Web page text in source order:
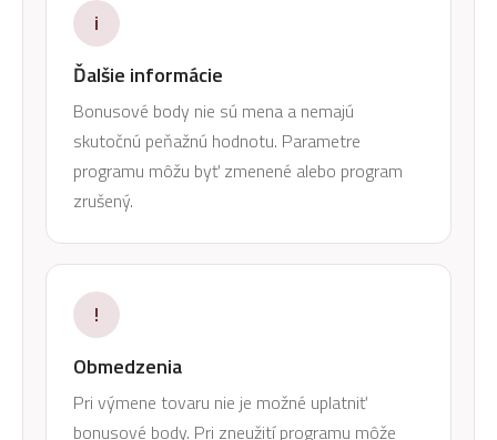
i
Ďalšie informácie
Bonusové body nie sú mena a nemajú
skutočnú peňažnú hodnotu. Parametre
programu môžu byť zmenené alebo program
zrušený.
!
Obmedzenia
Pri výmene tovaru nie je možné uplatniť
bonusové body. Pri zneužití programu môže